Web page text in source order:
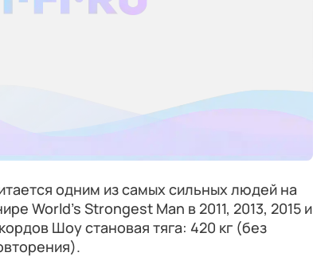
одним из самых сильных людей на
World’s Strongest Man в 2011, 2013, 2015 и
Шоу становая тяга: 420 кг (без